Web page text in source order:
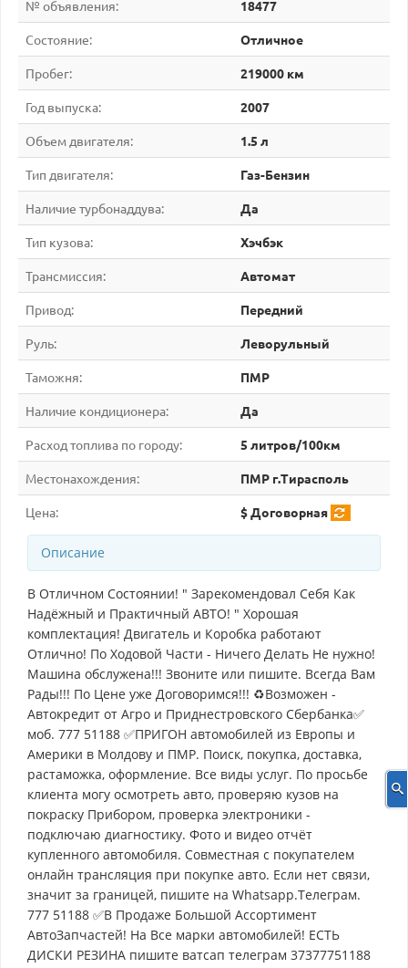
№ объявления: 18477
Состояние: Отличное
Пробег: 219000 км
Год выпуска: 2007
Объем двигателя: 1.5 л
Тип двигателя: Газ-Бензин
Наличие турбонаддува: Да
Тип кузова: Хэчбэк
Трансмиссия: Автомат
Привод: Передний
Руль: Леворульный
Таможня: ПМР
Наличие кондиционера: Да
Расход топлива по городу: 5 литров/100км
Местонахождения: ПМР г.Тирасполь
Цена: $ Договорная
Описание
В Отличном Состоянии! " Зарекомендовал Себя Как
Надёжный и Практичный АВТО! " Хорошая
комплектация! Двигатель и Коробка работают
Отлично! По Ходовой Части - Ничего Делать Не нужно!
Машина обслужена!!! Звоните или пишите. Всегда Вам
Рады!!! По Цене уже Договоримся!!! ♻Возможен -
Автокредит от Агро и Приднестровского Сбербанка✅
моб. 777 51188 ✅ПРИГОН автомобилей из Европы и
Америки в Молдову и ПМР. Поиск, покупка, доставка,
растаможка, оформление. Все виды услуг. По просьбе
клиента могу осмотреть авто, проверяю кузов на
покраску Прибором, проверка электроники -
подключаю диагностику. Фото и видео отчёт
купленного автомобиля. Совместная с покупателем
онлайн трансляция при покупке авто. Если нет связи,
значит за границей, пишите на Whatsapp.Телеграм.
777 51188 ✅В Продаже Большой Ассортимент
АвтоЗапчастей! На Все марки автомобилей! ЕСТЬ
ДИСКИ РЕЗИНА пишите ватсап телеграм 37377751188